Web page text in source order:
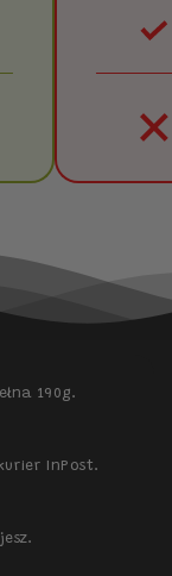
190g.
InPost.